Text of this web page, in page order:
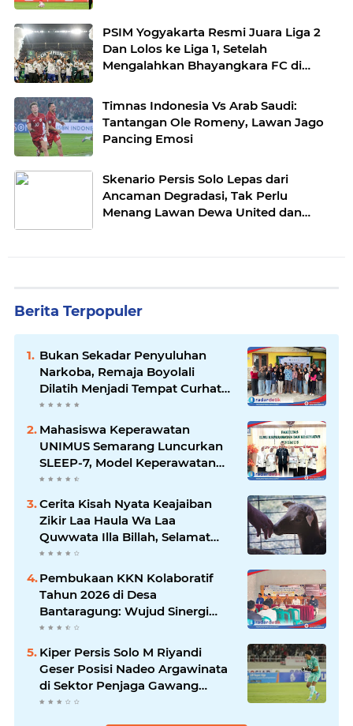
PSIM Yogyakarta Resmi Juara Liga 2
Dan Lolos ke Liga 1, Setelah
Mengalahkan Bhayangkara FC di
Timnas Indonesia Vs Arab Saudi:
Tantangan Ole Romeny, Lawan Jago
Pancing Emosi
Skenario Persis Solo Lepas dari
Ancaman Degradasi, Tak Perlu
Menang Lawan Dewa United dan
Berita Terpopuler
Bukan Sekadar Penyuluhan
Narkoba, Remaja Boyolali
Dilatih Menjadi Tempat Curhat
yang Aman bagi Temannya
Mahasiswa Keperawatan
UNIMUS Semarang Luncurkan
SLEEP-7, Model Keperawatan
Digital Hibrida Berbasis Riset
untuk Tingkatkan Kualitas Tidur
Pasien Hipertensi
Cerita Kisah Nyata Keajaiban
Zikir Laa Haula Wa Laa
Quwwata Illa Billah, Selamat
dan Membawa Ratusan
Kambing
Pembukaan KKN Kolaboratif
Tahun 2026 di Desa
Bantaragung: Wujud Sinergi
Perguruan Tinggi dalam
Pemberdayaan Masyarakat
Kiper Persis Solo M Riyandi
Geser Posisi Nadeo Argawinata
di Sektor Penjaga Gawang
Timnas Indonesia